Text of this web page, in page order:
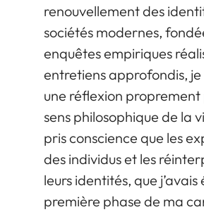
renouvellement des
sociétés modernes,
enquêtes empiriques
entretiens approfondis, je
une réflexion proprement
sens philosophique de la
pris conscience que les
des individus et les
leurs identités, que
première phase de ma